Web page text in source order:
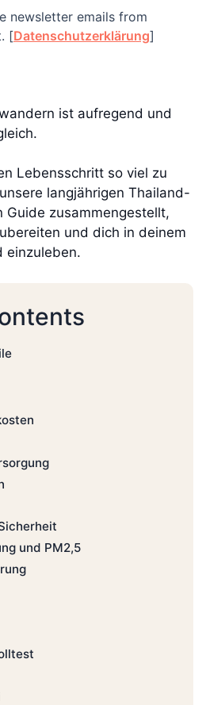
newsletter emails from
[Datenschutzerklärung]
ist aufregend und
Lebensschritt so viel zu
langjährigen Thailand-
Guide zusammengestellt,
und dich in deinem
einzuleben.
und PM2,5